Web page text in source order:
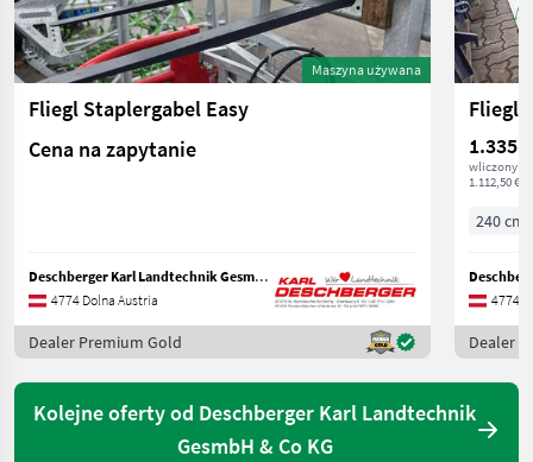
Maszyna używana
Fliegl Staplergabel Easy
Cena na zapytanie
Deschberger Karl Landtechnik GesmbH & Co KG
4774 Dolna Austria
Dealer Premium Gold
Fliegl
1.335 €
wliczony
1.112,50 €
240 cm
4774
Dealer
Kolejne oferty od Deschberger Karl Landtechnik
GesmbH & Co KG